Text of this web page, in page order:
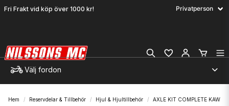
Fri Frakt vid köp över 1000 kr!
Välj fordon
Hem Reservdelar & Tillbehör Hjul & Hjultillbehör AXLE KIT COMPLETE KAW